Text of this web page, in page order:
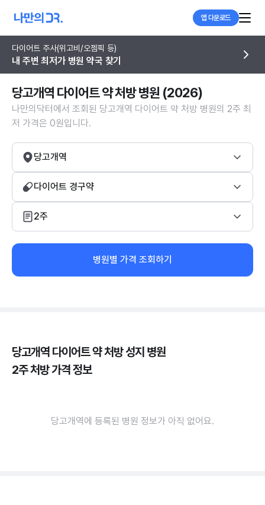
앱 다운로드
다이어트 주사(위고비/오젬픽 등)
내 주변 최저가 병원 약국 찾기
당고개역 다이어트 약 처방 병원 (2026)
나만의닥터에서 조회된 당고개역 다이어트 약 처방 병원의 2주 최
저 가격은 0원입니다.
당고개역
다이어트 경구약
2주
병원별 가격 조회하기
당고개역 다이어트 약 처방 성지 병원
2주 처방 가격 정보
당고개역에 등록된 병원 정보가 아직 없어요.